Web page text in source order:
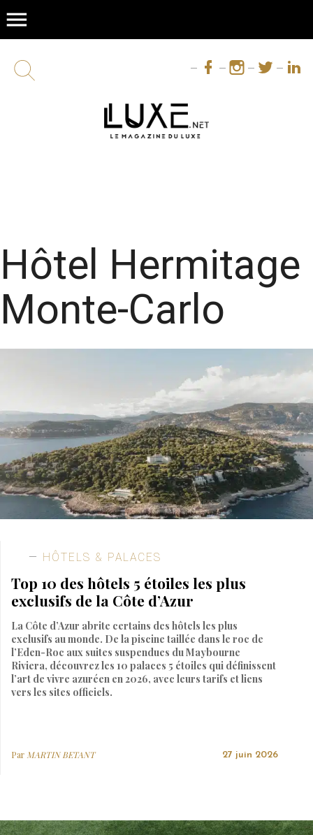
menu
Hôtel Hermitage
Monte-Carlo
HÔTELS & PALACES
Top 10 des hôtels 5 étoiles les plus
exclusifs de la Côte d’Azur
La Côte d’Azur abrite certains des hôtels les plus
exclusifs au monde. De la piscine taillée dans le roc de
l’Eden-Roc aux suites suspendues du Maybourne
Riviera, découvrez les 10 palaces 5 étoiles qui définissent
l’art de vivre azuréen en 2026, avec leurs tarifs et liens
vers les sites officiels.
Par MARTIN BETANT 27 juin 2026